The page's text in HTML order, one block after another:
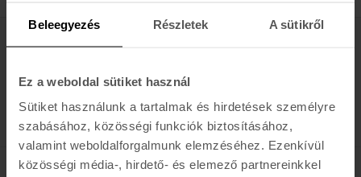
Beleegyezés Részletek A sütikről
Ez a weboldal sütiket használ
Sütiket használunk a tartalmak és hirdetések személyre
szabásához, közösségi funkciók biztosításához,
valamint weboldalforgalmunk elemzéséhez. Ezenkívül
közösségi média-, hirdető- és elemező partnereinkkel
E-MAIL
FELIRATKOZOM »